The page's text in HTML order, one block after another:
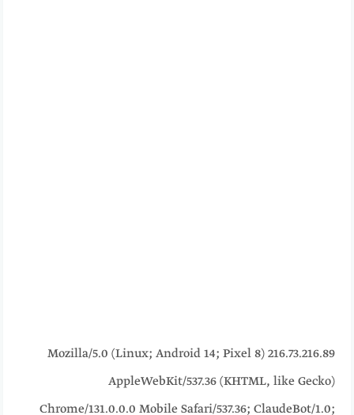
216.73.216.89 Mozilla/5.0 (Linux; Android 14; Pixel 8)
AppleWebKit/537.36 (KHTML, like Gecko)
Chrome/131.0.0.0 Mobile Safari/537.36; ClaudeBot/1.0;